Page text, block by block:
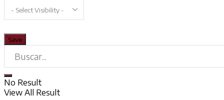
No Result
View All Result